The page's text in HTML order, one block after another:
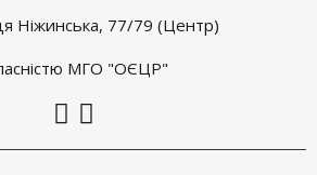
Ніжинська, 77/79 (Центр)
МГО "ОЄЦР"